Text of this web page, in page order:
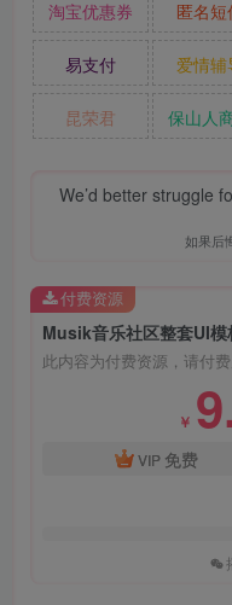
淘宝优惠券 匿名短
易支付 爱情辅
昆荣君 保山人
We’d better struggle
如果后
此内容为付费资源，请付
￥
VIP 免费
付费资源